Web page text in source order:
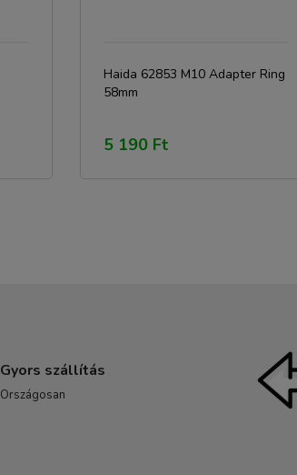
Haida 62853 M10 Adapter Ring
58mm
5 190 Ft
Gyors szállítás
Országosan